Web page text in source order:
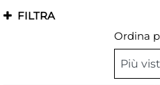
FILTRA
Ordina